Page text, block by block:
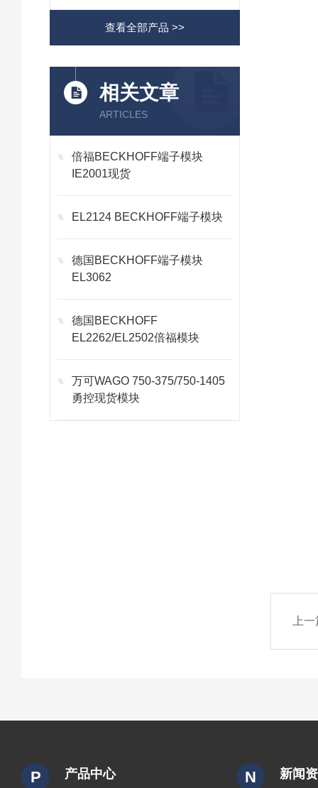
查看全部产品 >>
相关文章
ARTICLES
倍福BECKHOFF端子模块
IE2001现货
EL2124 BECKHOFF端子模块
德国BECKHOFF端子模块
EL3062
德国BECKHOFF
EL2262/EL2502倍福模块
万可WAGO 750-375/750-1405
勇控现货模块
上
P 产品中心 N 新闻